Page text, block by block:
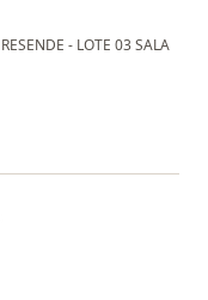
- LOTE 03 SALA